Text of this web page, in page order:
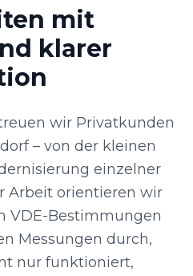
mit
klarer
wir Privatkunden
– von der kleinen
einzelner
Arbeit orientieren wir
VDE-Bestimmungen
Messungen durch,
nur funktioniert,